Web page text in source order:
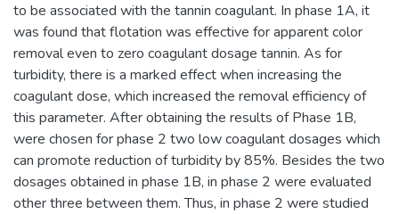
to be associated with the tannin coagulant. In phase 1A, it
was found that flotation was effective for apparent color
removal even to zero coagulant dosage tannin. As for
turbidity, there is a marked effect when increasing the
coagulant dose, which increased the removal efficiency of
this parameter. After obtaining the results of Phase 1B,
were chosen for phase 2 two low coagulant dosages which
can promote reduction of turbidity by 85%. Besides the two
dosages obtained in phase 1B, in phase 2 were evaluated
other three between them. Thus, in phase 2 were studied